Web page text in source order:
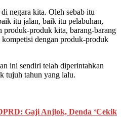
negara kita. Oleh sebab itu
itu jalan, baik itu pelabuhan,
produk kita, barang-barang
dengan produk-produk
ini sendiri telah diperintahkan
tujuh tahun yang lalu.
Gaji Anjlok, Denda ‘Cekik